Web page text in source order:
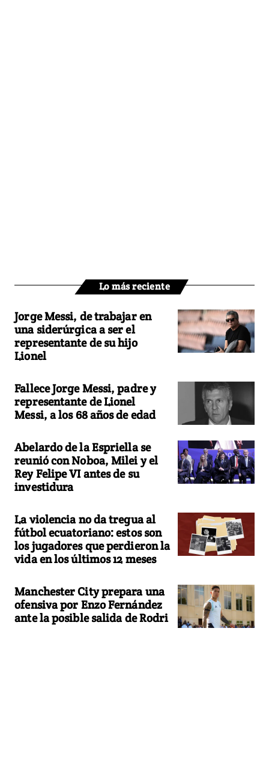
Lo más reciente
Jorge Messi, de trabajar en
una siderúrgica a ser el
representante de su hijo
Lionel
Fallece Jorge Messi, padre y
representante de Lionel
Messi, a los 68 años de edad
Abelardo de la Espriella se
reunió con Noboa, Milei y el
Rey Felipe VI antes de su
investidura
La violencia no da tregua al
fútbol ecuatoriano: estos son
los jugadores que perdieron la
vida en los últimos 12 meses
Manchester City prepara una
ofensiva por Enzo Fernández
ante la posible salida de Rodri